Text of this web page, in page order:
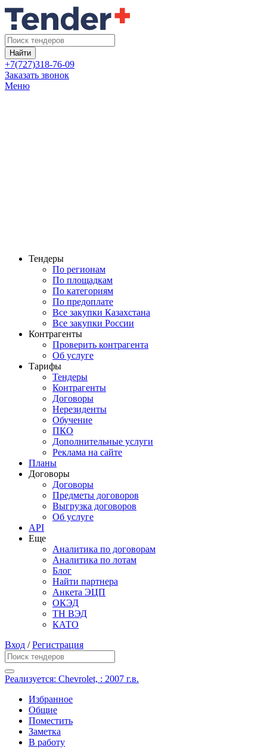
Найти
+7(727)318-76-09
Заказать звонок
Меню
Тендеры
По регионам
По площадкам
По категориям
По предоплате
Все закупки Казахстана
Все закупки России
Контрагенты
Проверить контрагента
Об услуге
Тарифы
Тендеры
Контрагенты
Договоры
Нерезиденты
Обучение
ПКО
Дополнительные услуги
Реклама на сайте
Планы
Договоры
Договоры
Предметы договоров
Выгрузка договоров
Об услуге
API
Еще
Аналитика по договорам
Аналитика по лотам
Блог
Найти партнера
Анкета ЭЦП
ОКЭД
ТН ВЭД
КАТО
Вход /Регистрация
Реализуется: Chevrolet, : 2007 г.в.
Избранное
Общие
Поместить
Заметка
В работу